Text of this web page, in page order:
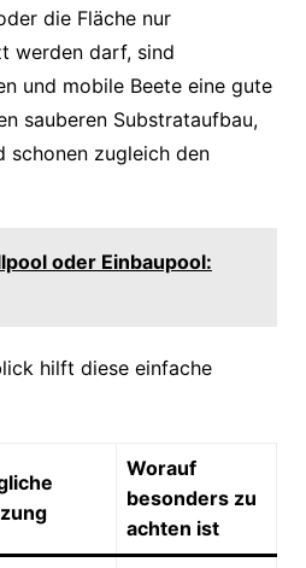
die Fläche nur
werden darf, sind
und mobile Beete eine gute
sauberen Substrataufbau,
schonen zugleich den
oder Einbaupool:
hilft diese einfache
Worauf
besonders zu
achten ist